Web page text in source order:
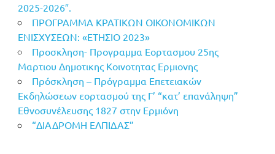
2025-2026″.
ΠΡΟΓΡΑΜΜΑ ΚΡΑΤΙΚΩΝ ΟΙΚΟΝΟΜΙΚΩΝ
ΕΝΙΣΧΥΣΕΩΝ: «ΕΤΗΣΙΟ 2023»
Προσκληση- Προγραμμα Εορτασμου 25ης
Μαρτιου Δημοτικης Κοινοτητας Ερμιονης
Πρόσκληση – Πρόγραμμα Επετειακών
Εκδηλώσεων εορτασμού της Γ’ “κατ’ επανάληψη”
Εθνοσυνέλευσης 1827 στην Ερμιόνη
“ΔΙΑΔΡΟΜΗ ΕΛΠΙΔΑΣ”